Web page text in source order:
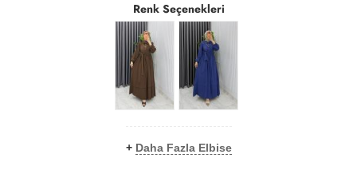
Renk Seçenekleri
+ Daha Fazla Elbise